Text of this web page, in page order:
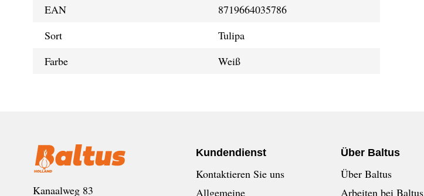
EAN
8719664035786
Sort
Tulipa
Farbe
Weiß
Kanaalweg 83
Kundendienst
Kontaktieren Sie uns
Allgemeine
Über Baltus
Über Baltus
Arbeiten bei Baltus